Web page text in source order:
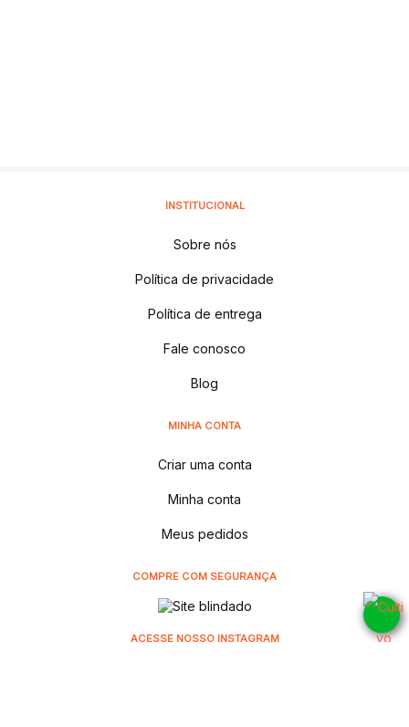
INSTITUCIONAL
Sobre nós
Política de privacidade
Política de entrega
Fale conosco
Blog
MINHA CONTA
Criar uma conta
Minha conta
Meus pedidos
COMPRE COM SEGURANÇA
ACESSE NOSSO INSTAGRAM